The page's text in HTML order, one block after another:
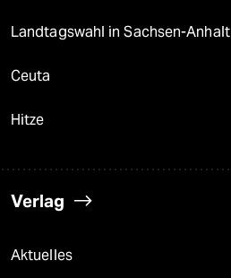
Landtagswahl in Sachsen-Anhalt
Ceuta
Hitze
Verlag
Aktuelles